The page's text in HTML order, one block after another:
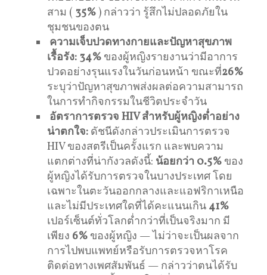
สาม ( 35% ) กล่าวว่า รู้สึกไม่ปลอดภัยใน
ชุมชนของตน
ความเจ็บปวดทางกายและปัญหาสุขภาพ
เรื้อรัง: 34% ของผู้หญิงรายงานว่ามีอาการ
ปวดอย่างรุนแรงในวันก่อนหน้า ขณะที่26%
ระบุว่าปัญหาสุขภาพส่งผลต่อความสามารถ
ในการทำกิจกรรมในชีวิตประจำวัน
อัตราการตรวจ HIV สำหรับผู้หญิงต่ำอย่าง
น่าตกใจ: ดัชนีดังกล่าวประเมินการตรวจ
HIV ของสตรีเป็นครั้งแรก และพบความ
แตกต่างที่น่ากังวลดังนี้: น้อยกว่า 0.5% ของ
ผู้หญิงได้รับการตรวจในบางประเทศ โดย
เฉพาะในตะวันออกกลางและแอฟริกาเหนือ
และไม่มีประเทศใดที่ได้คะแนนเกิน 41%
เปอร์เซ็นต์ทั่วโลกต่ำกว่าที่เป็นจริงมาก มี
เพียง 6% ของผู้หญิง — ไม่ว่าจะเป็นผลจาก
การไปพบแพทย์หรือรับการตรวจหาโรค
ติดต่อทางเพศสัมพันธ์ — กล่าวว่าตนได้รับ